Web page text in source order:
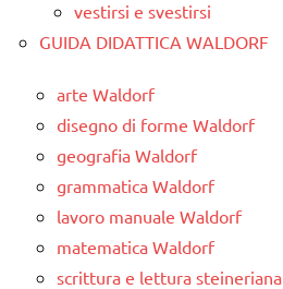
vestirsi e svestirsi
GUIDA DIDATTICA WALDORF
arte Waldorf
disegno di forme Waldorf
geografia Waldorf
grammatica Waldorf
lavoro manuale Waldorf
matematica Waldorf
scrittura e lettura steineriana